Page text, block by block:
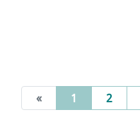
« 1 (current)
2